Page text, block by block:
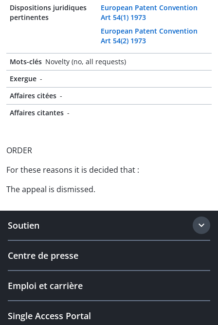
Dispositions juridiques
pertinentes
European Patent Convention
Art 54(1) 1973
European Patent Convention
Art 54(2) 1973
Mots-clés Novelty (no, all requests)
Exergue -
Affaires citées -
Affaires citantes -
ORDER
For these reasons it is decided that :
The appeal is dismissed.
Soutien
Centre de presse
Emploi et carrière
Single Access Portal